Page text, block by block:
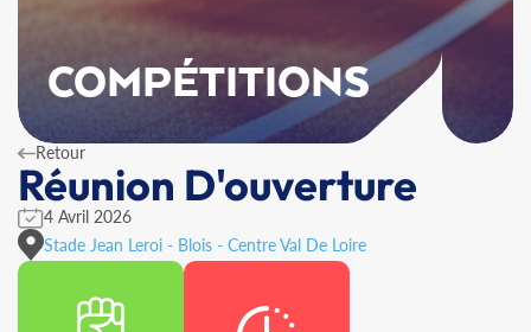
COMPÉTITIONS
Retour
Réunion D'ouverture
4 Avril 2026
Stade Jean Leroi - Blois - Centre Val De Loire